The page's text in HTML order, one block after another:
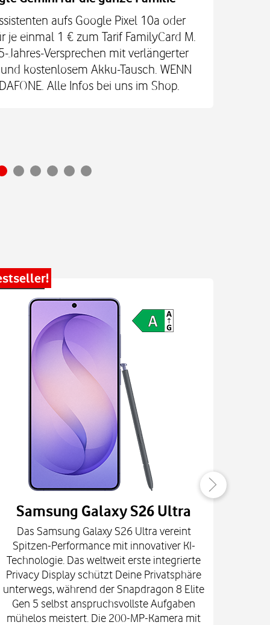
aufs Google Pixel 10a oder
je einmal 1 € zum Tarif FamilyCard M.
Jahres-Versprechen mit verlängerter
kostenlosem Akku-Tausch. WENN
Alle Infos bei uns im Shop.
Samsung Galaxy S26 Ultra
Das Samsung Galaxy S26 Ultra vereint
Spitzen-Performance mit innovativer KI-
Technologie. Das weltweit erste integrierte
Privacy Display schützt Deine Privatsphäre
unterwegs, während der Snapdragon 8 Elite
Gen 5 selbst anspruchsvollste Aufgaben
mühelos meistert. Die 200-MP-Kamera mit